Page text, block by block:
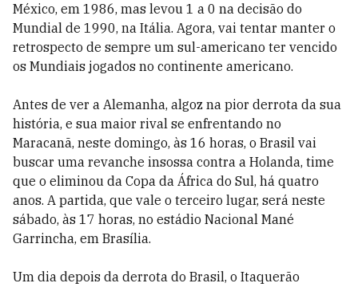
México, em 1986, mas levou 1 a 0 na decisão do
Mundial de 1990, na Itália. Agora, vai tentar manter o
retrospecto de sempre um sul-americano ter vencido
os Mundiais jogados no continente americano.
Antes de ver a Alemanha, algoz na pior derrota da sua
história, e sua maior rival se enfrentando no
Maracanã, neste domingo, às 16 horas, o Brasil vai
buscar uma revanche insossa contra a Holanda, time
que o eliminou da Copa da África do Sul, há quatro
anos. A partida, que vale o terceiro lugar, será neste
sábado, às 17 horas, no estádio Nacional Mané
Garrincha, em Brasília.
Um dia depois da derrota do Brasil, o Itaquerão